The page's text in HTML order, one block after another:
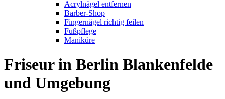
Acrylnägel entfernen
Barber-Shop
Fingernägel richtig feilen
Fußpflege
Maniküre
Friseur in Berlin Blankenfelde
und Umgebung